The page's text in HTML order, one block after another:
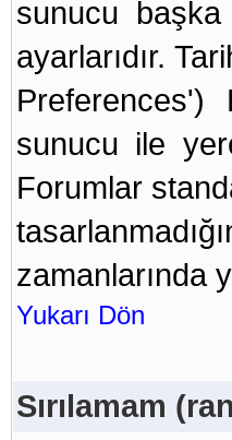
sunucu
ayarlarıdır.
sunucu ile
Forumlar
zamanlarında
Yukarı Dön
Sırılamam